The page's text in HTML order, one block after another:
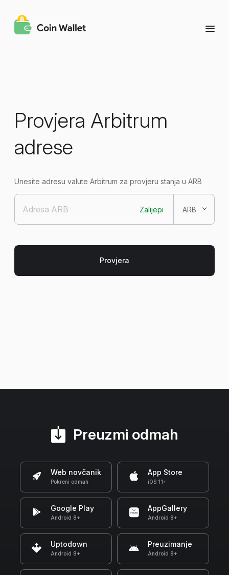
Provjera Arbitrum
adrese
Unesite adresu valute Arbitrum za provjeru stanja u ARB
Zalijepi ARB
Preuzmi odmah
Web novčanik
Pokreni odmah
App Store
iOS 11+
Google Play
Android 8+
AppGallery
Android 8+
Uptodown
Android 8+
Preuzimanje
Android 8+